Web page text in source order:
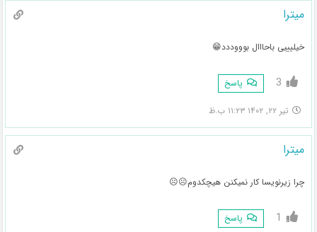
میترا
خیلیییی باحااال بوووددد😁
3 پاسخ
تیر ۲۲, ۱۴۰۲ ۱۱:۲۳ ب.ظ
میترا
چرا زیرنویسا کار نمیکنن هیچکدوم☹️☹️
1 پاسخ